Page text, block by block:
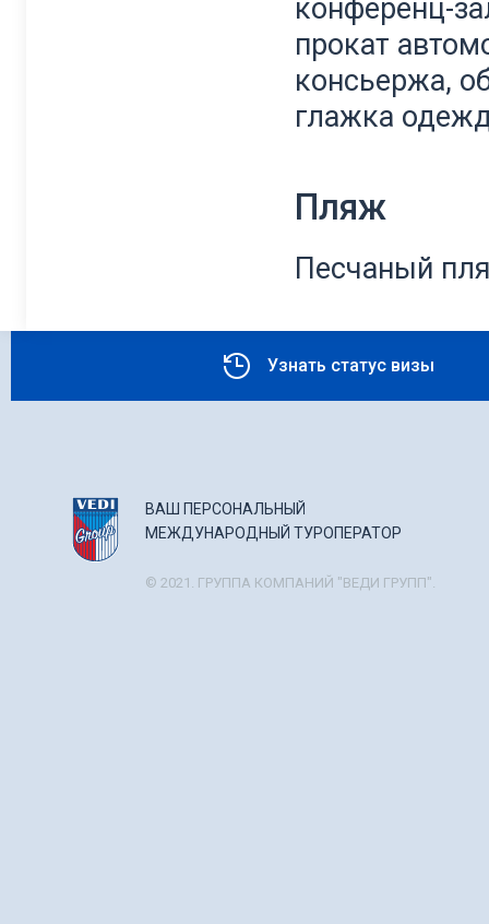
конференц-
прокат
консьержа,
глажка
Пляж
Песчаный
Узнать статус визы
ВАШ ПЕРСОНАЛЬНЫЙ
МЕЖДУНАРОДНЫЙ ТУРОПЕРАТОР
© 2021. ГРУППА КОМПАНИЙ "ВЕДИ ГРУПП".